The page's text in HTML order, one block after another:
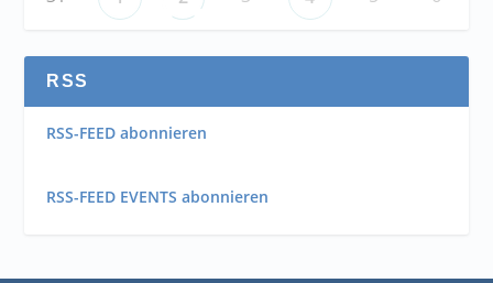
RSS
RSS-FEED abonnieren
RSS-FEED EVENTS abonnieren